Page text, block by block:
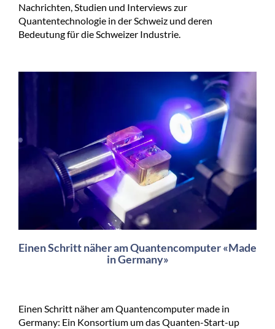
Nachrichten, Studien und Interviews zur
Quantentechnologie in der Schweiz und deren
Bedeutung für die Schweizer Industrie.
Einen Schritt näher am Quantencomputer «Made
in Germany»
Einen Schritt näher am Quantencomputer made in
Germany: Ein Konsortium um das Quanten-Start-up